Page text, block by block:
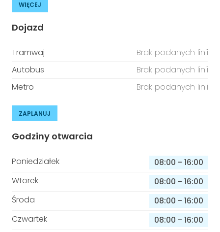
WIĘCEJ
Dojazd
Tramwaj
Brak podanych linii
Autobus
Brak podanych linii
Metro
Brak podanych linii
ZAPLANUJ
Godziny otwarcia
Poniedziałek 08:00 - 16:00
Wtorek
08:00 - 16:00
Środa
08:00 - 16:00
Czwartek
08:00 - 16:00